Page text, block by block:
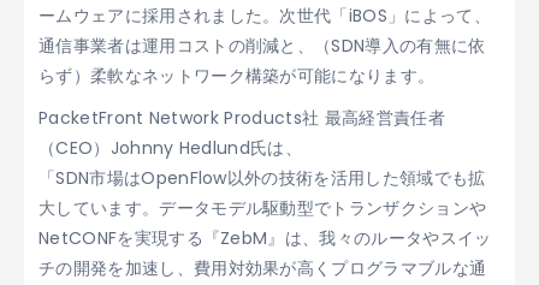
ームウェアに採用されました。次世代「iBOS」によって、
通信事業者は運用コストの削減と、（SDN導入の有無に依
らず）柔軟なネットワーク構築が可能になります。
PacketFront Network Products社 最高経営責任者
（CEO）Johnny Hedlund氏は、
「SDN市場はOpenFlow以外の技術を活用した領域でも拡
大しています。データモデル駆動型でトランザクションや
NetCONFを実現する『ZebM』は、我々のルータやスイッ
チの開発を加速し、費用対効果が高くプログラマブルな通